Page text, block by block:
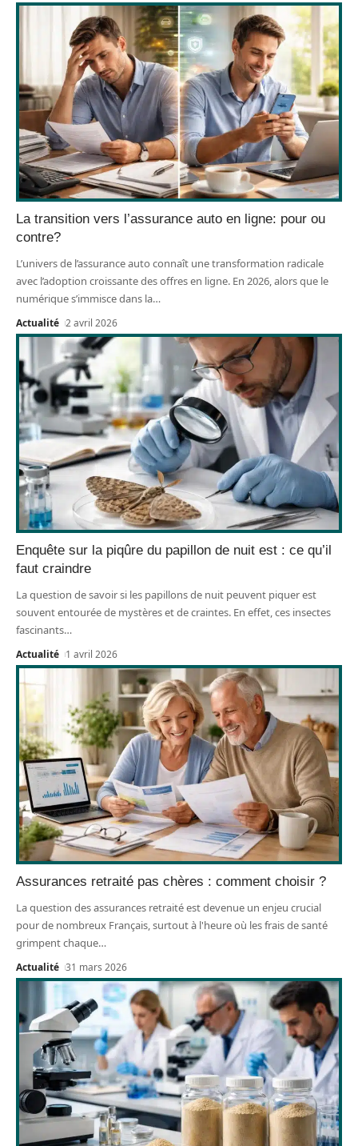
La transition vers l’assurance auto en ligne: pour ou
contre?
L’univers de l’assurance auto connaît une transformation radicale
avec l’adoption croissante des offres en ligne. En 2026, alors que le
numérique s’immisce dans la…
Actualité 2 avril 2026
Enquête sur la piqûre du papillon de nuit est : ce qu’il
faut craindre
La question de savoir si les papillons de nuit peuvent piquer est
souvent entourée de mystères et de craintes. En effet, ces insectes
fascinants…
Actualité 1 avril 2026
Assurances retraité pas chères : comment choisir ?
La question des assurances retraité est devenue un enjeu crucial
pour de nombreux Français, surtout à l'heure où les frais de santé
grimpent chaque…
Actualité 31 mars 2026